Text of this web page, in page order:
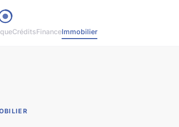
CréditsFinanceImmobilier